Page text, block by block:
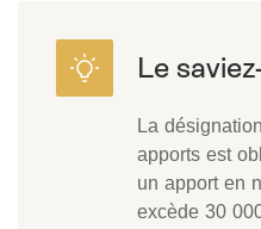
La
apports est
un apport en
excède 30